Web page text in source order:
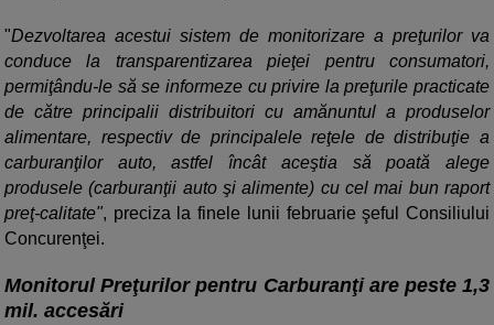
"Dezvoltarea acestui sistem de monitorizare a preţurilor va
conduce la transparentizarea pieţei pentru consumatori,
permiţându-le să se informeze cu privire la preţurile practicate
de către principalii distribuitori cu amănuntul a produselor
alimentare, respectiv de principalele reţele de distribuţie a
carburanţilor auto, astfel încât aceştia să poată alege
produsele (carburanţii auto şi alimente) cu cel mai bun raport
preţ-calitate", preciza la finele lunii februarie şeful Consiliului
Concurenţei.
Monitorul Preţurilor pentru Carburanţi are peste 1,3
mil. accesări